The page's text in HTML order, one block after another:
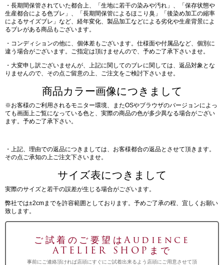
・長期間保管されていた都合上、「生地に若干の染みや汚れ」、「保存状態や
生産都合による色ブレ」、「長期間保管によるほこり臭」「後染め加工の縮率
によるサイズブレ」など、経年変化、製品加工などによる劣化や生産背景によ
るブレがある商品もございます。
・コンディションの他に、個体差もございます。仕様面や付属品など、個別に
違う場合がございます。ご指定は頂けませんので、予めご了承下さいませ。
・大変申し訳ございませんが、上記に関してのブレに関しては、返品対象とな
りませんので、その点ご留意の上、ご注文をご検討下さいませ。
商品カラー画像につきまして
※お客様のご利用されるモニター環境、またOSやブラウザのバージョンによっ
ても画面上ご覧になっている色と、実際の商品の色が多少異なる場合がござい
ます。予めご了承下さい。
・上記、理由での返品につきましては、お客様都合の返品とさせて頂きます。
その点ご承知の上ご注文下さいませ。
サイズ表につきまして
実際のサイズと若干の誤差が生じる場合がございます。
弊社では±2cmまでを許容範囲としております。予めご了承の程、宜しくお願い
致します。
ご試着のご要望はAudience
ATELIER SHOPまで
事前にご連絡頂ければ店頭にすぐにご試着出来るよう店頭にご用意させて頂